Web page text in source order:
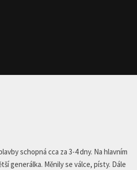
schopná cca za 3-4 dny. Na hlavním
generálka. Měnily se válce, písty. Dále